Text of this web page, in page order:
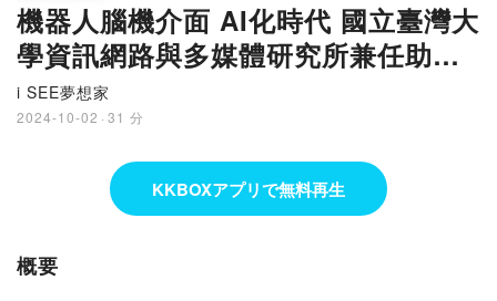
機器人腦機介面 AI化時代 國立臺灣大
學資訊網路與多媒體研究所兼任助理
教授 葛如鈞
i SEE夢想家
2024-10-02 · 31 分
KKBOXアプリで無料再生
概要